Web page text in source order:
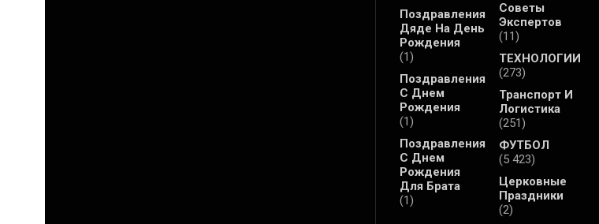
Поздравления
Дяде На День
Рождения
(1)
Поздравления
С Днем
Рождения
(1)
Поздравления
С Днем
Рождения
Для Брата
(1)
Советы
Экспертов
(11)
ТЕХНОЛОГИИ
(273)
Транспорт И
Логистика
(251)
ФУТБОЛ
(5 423)
Церковные
Праздники
(2)